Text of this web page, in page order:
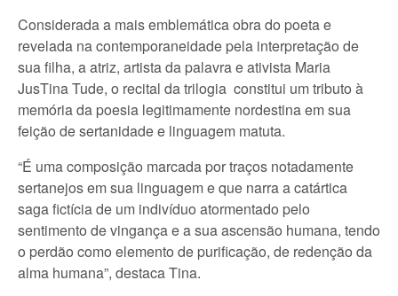
Considerada a mais emblemática obra do poeta e
revelada na contemporaneidade pela interpretação de
sua filha, a atriz, artista da palavra e ativista Maria
JusTina Tude, o recital da trilogia constitui um tributo à
memória da poesia legitimamente nordestina em sua
feição de sertanidade e linguagem matuta.
“É uma composição marcada por traços notadamente
sertanejos em sua linguagem e que narra a catártica
saga fictícia de um indivíduo atormentado pelo
sentimento de vingança e a sua ascensão humana, tendo
o perdão como elemento de purificação, de redenção da
alma humana”, destaca Tina.